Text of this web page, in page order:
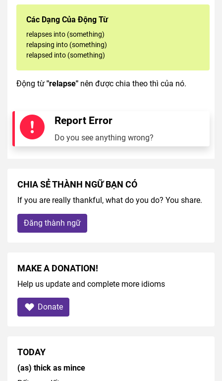
Các Dạng Của Động Từ
relapses into (something)
relapsing into (something)
relapsed into (something)
Động từ "relapse" nên được chia theo thì của nó.
Report Error
Do you see anything wrong?
CHIA SẺ THÀNH NGỮ BẠN CÓ
If you are really thankful, what do you do? You share.
Đăng thành ngữ
MAKE A DONATION!
Help us update and complete more idioms
Donate
TODAY
(as) thick as mince